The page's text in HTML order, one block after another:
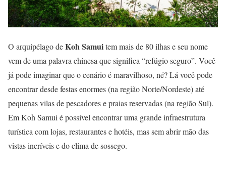
O arquipélago deKoh Samuitem mais de 80 ilhas e seu nome
vem de uma palavra chinesa que significa “refúgio seguro”. Você
já pode imaginar que o cenário é maravilhoso, né? Lá você pode
encontrar desde festas enormes (na região Norte/Nordeste) até
pequenas vilas de pescadores e praias reservadas (na região Sul).
Em Koh Samui é possível encontrar uma grande infraestrutura
turística com lojas, restaurantes e hotéis, mas sem abrir mão das
vistas incríveis e do clima de sossego.